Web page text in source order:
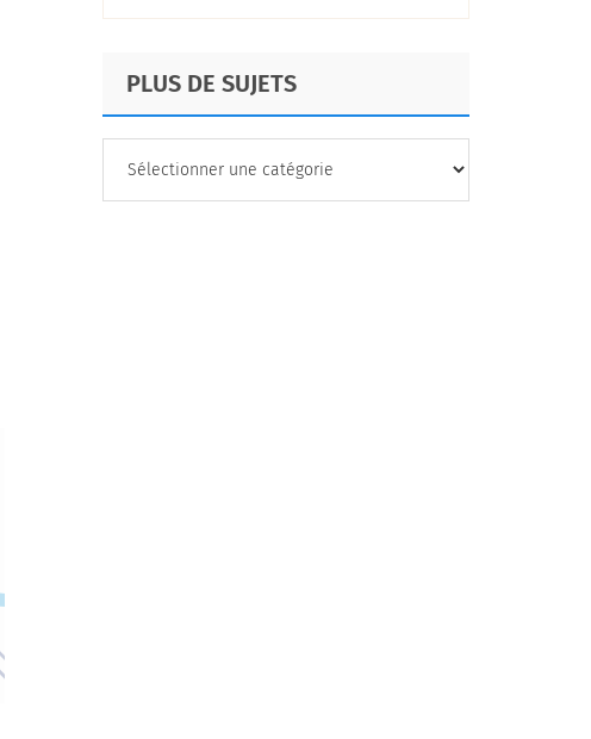
et quels en sont les
PLUS DE SUJETS
SUJETS